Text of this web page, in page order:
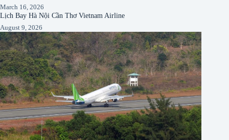
March 16, 2026
Lịch Bay Hà Nội Cần Thơ Vietnam Airline
August 9, 2026